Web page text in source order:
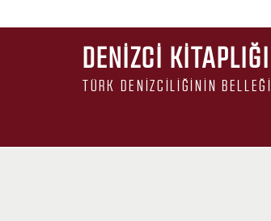
DENIZCI KITAPLIĞI
TÜRK DENIZCILIĞININ BELLEĞI